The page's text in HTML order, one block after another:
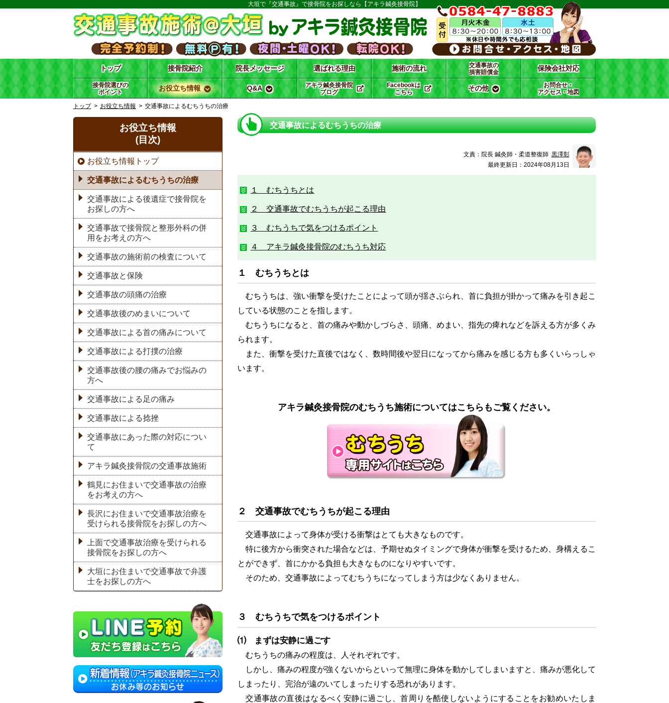
大垣で『交通事故』で接骨院をお探しなら【アキラ鍼灸接骨院】
トップ 接骨院紹介 院長メッセージ 選ばれる理由 施術の流れ
交通事故の
損害賠償金
保険会社対応
接骨院選びの
ポイント
お役立ち情報 Q&A
アキラ鍼灸接骨院
ブログ
Facebookは
こちら
その他
お問合せ・
アクセス・地図
トップ
お役立ち情報 交通事故によるむちうちの治療
交通事故によるむちうちの治療
文責： 院長 鍼灸師・柔道整復師 黒澤彰
最終更新日：2024年08月13日
１ むちうちとは
２ 交通事故でむちうちが起こる理由
３ むちうちで気をつけるポイント
４ アキラ鍼灸接骨院のむちうち対応
１ むちうちとは
むちうちは、強い衝撃を受けたことによって頭が揺さぶられ、首に負担が掛かって痛みを引き起こ
している状態のことを指します。
むちうちになると、首の痛みや動かしづらさ、頭痛、めまい、指先の痺れなどを訴える方が多くみ
られます。
また、衝撃を受けた直後ではなく、数時間後や翌日になってから痛みを感じる方も多くいらっしゃ
います。
アキラ鍼灸接骨院のむちうち施術についてはこちらもご覧ください。
２ 交通事故でむちうちが起こる理由
交通事故によって身体が受ける衝撃はとても大きなものです。
特に後方から衝突された場合などは、予期せぬタイミングで身体が衝撃を受けるため、身構えるこ
とができず、首にかかる負担も大きなものになりやすいです。
そのため、交通事故によってむちうちになってしまう方は少なくありません。
３ むちうちで気をつけるポイント
⑴ まずは安静に過ごす
むちうちの痛みの程度は、人それぞれです。
しかし、痛みの程度が強くないからといって無理に身体を動かしてしまいますと、痛みが悪化して
しまったり、完治が遠のいてしまったりする恐れがあります。
交通事故の直後はなるべく安静に過ごし、首周りを酷使しないようにすることをお勧めいたしま
お役立ち情報
(目次)
お役立ち情報トップ
交通事故によるむちうちの治療
交通事故による後遺症で接骨院を
お探しの方へ
交通事故で接骨院と整形外科の併
用をお考えの方へ
交通事故の施術前の検査について
交通事故と保険
交通事故の頭痛の治療
交通事故後のめまいについて
交通事故による首の痛みについて
交通事故による打撲の治療
交通事故後の腰の痛みでお悩みの
方へ
交通事故による足の痛み
交通事故による捻挫
交通事故にあった際の対応につい
て
アキラ鍼灸接骨院の交通事故施術
鶴見にお住まいで交通事故の治療
をお考えの方へ
長沢にお住まいで交通事故治療を
受けられる接骨院をお探しの方へ
上面で交通事故治療を受けられる
接骨院をお探しの方へ
大垣にお住まいで交通事故で弁護
士をお探しの方へ